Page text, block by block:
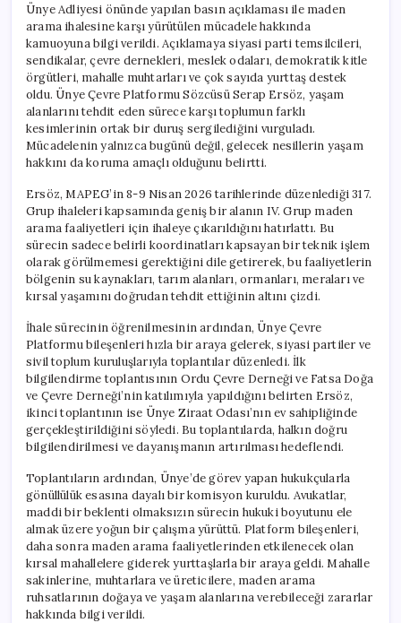
Ünye Adliyesi önünde yapılan basın açıklaması ile maden
arama ihalesine karşı yürütülen mücadele hakkında
kamuoyuna bilgi verildi. Açıklamaya siyasi parti temsilcileri,
sendikalar, çevre dernekleri, meslek odaları, demokratik kitle
örgütleri, mahalle muhtarları ve çok sayıda yurttaş destek
oldu. Ünye Çevre Platformu Sözcüsü Serap Ersöz, yaşam
alanlarını tehdit eden sürece karşı toplumun farklı
kesimlerinin ortak bir duruş sergilediğini vurguladı.
Mücadelenin yalnızca bugünü değil, gelecek nesillerin yaşam
hakkını da koruma amaçlı olduğunu belirtti.
Ersöz, MAPEG’in 8-9 Nisan 2026 tarihlerinde düzenlediği 317.
Grup ihaleleri kapsamında geniş bir alanın IV. Grup maden
arama faaliyetleri için ihaleye çıkarıldığını hatırlattı. Bu
sürecin sadece belirli koordinatları kapsayan bir teknik işlem
olarak görülmemesi gerektiğini dile getirerek, bu faaliyetlerin
bölgenin su kaynakları, tarım alanları, ormanları, meraları ve
kırsal yaşamını doğrudan tehdit ettiğinin altını çizdi.
İhale sürecinin öğrenilmesinin ardından, Ünye Çevre
Platformu bileşenleri hızla bir araya gelerek, siyasi partiler ve
sivil toplum kuruluşlarıyla toplantılar düzenledi. İlk
bilgilendirme toplantısının Ordu Çevre Derneği ve Fatsa Doğa
ve Çevre Derneği’nin katılımıyla yapıldığını belirten Ersöz,
ikinci toplantının ise Ünye Ziraat Odası’nın ev sahipliğinde
gerçekleştirildiğini söyledi. Bu toplantılarda, halkın doğru
bilgilendirilmesi ve dayanışmanın artırılması hedeflendi.
Toplantıların ardından, Ünye’de görev yapan hukukçularla
gönüllülük esasına dayalı bir komisyon kuruldu. Avukatlar,
maddi bir beklenti olmaksızın sürecin hukuki boyutunu ele
almak üzere yoğun bir çalışma yürüttü. Platform bileşenleri,
daha sonra maden arama faaliyetlerinden etkilenecek olan
kırsal mahallelere giderek yurttaşlarla bir araya geldi. Mahalle
sakinlerine, muhtarlara ve üreticilere, maden arama
ruhsatlarının doğaya ve yaşam alanlarına verebileceği zararlar
hakkında bilgi verildi.